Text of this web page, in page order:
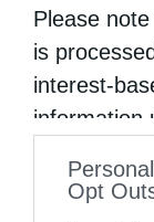
Please
is
interest-
information
to your
Opt